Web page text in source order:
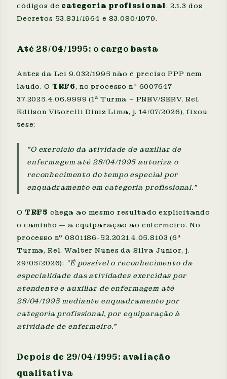
códigos de categoria profissional: 2.1.3 dos
Decretos 53.831/1964 e 83.080/1979.
Até 28/04/1995: o cargo basta
Antes da Lei 9.032/1995 não é preciso PPP nem
laudo. O TRF6, no processo nº 6007647-
37.2025.4.06.9999 (1ª Turma – PREV/SERV, Rel.
Edilson Vitorelli Diniz Lima, j. 14/07/2026), fixou
tese:
"O exercício da atividade de auxiliar de
enfermagem até 28/04/1995 autoriza o
reconhecimento do tempo especial por
enquadramento em categoria profissional."
O TRF5 chega ao mesmo resultado explicitando
o caminho — a equiparação ao enfermeiro. No
processo nº 0801186-52.2021.4.05.8103 (6ª
Turma, Rel. Walter Nunes da Silva Junior, j.
29/05/2026): "É possível o reconhecimento da
especialidade das atividades exercidas por
atendente e auxiliar de enfermagem até
28/04/1995 mediante enquadramento por
categoria profissional, por equiparação à
atividade de enfermeiro."
Depois de 29/04/1995: avaliação
qualitativa